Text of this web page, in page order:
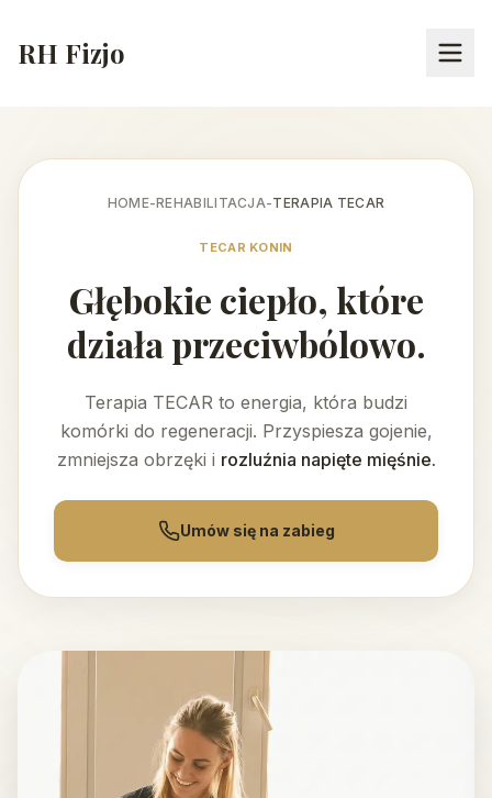
RH Fizjo
HOME-REHABILITACJA-TERAPIA TECAR
TECAR KONIN
Głębokie ciepło, które
działa przeciwbólowo.
Terapia TECAR to energia, która budzi
komórki do regeneracji. Przyspiesza gojenie,
zmniejsza obrzęki i rozluźnia napięte mięśnie.
Umów się na zabieg